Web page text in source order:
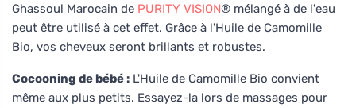
Ghassoul Marocain de PURITY VISION® mélangé à de l'eau
peut être utilisé à cet effet. Grâce à l'Huile de Camomille
Bio, vos cheveux seront brillants et robustes.
Cocooning de bébé : L'Huile de Camomille Bio convient
même aux plus petits. Essayez-la lors de massages pour